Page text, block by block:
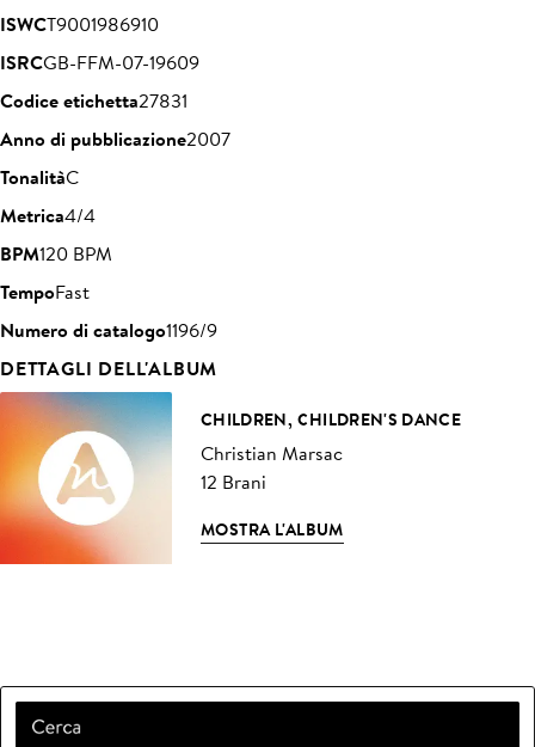
ISWCT9001986910
ISRCGB-FFM-07-19609
Codice etichetta27831
Anno di pubblicazione2007
TonalitàC
Metrica4/4
BPM120 BPM
TempoFast
Numero di catalogo1196/9
DETTAGLI DELL'ALBUM
CHILDREN, CHILDREN'S DANCE
Christian Marsac
12 Brani
MOSTRA L'ALBUM